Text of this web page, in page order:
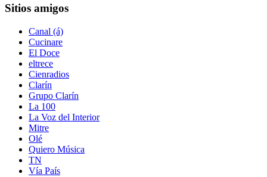
Sitios amigos
Canal (á)
Cucinare
El Doce
eltrece
Cienradios
Clarín
Grupo Clarín
La 100
La Voz del Interior
Mitre
Olé
Quiero Música
TN
Vía País